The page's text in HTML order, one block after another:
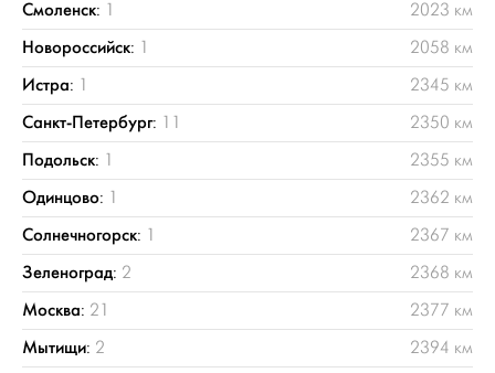
Смоленск: 1 2023 км
Новороссийск: 1 2058 км
Истра: 1 2345 км
Санкт-Петербург: 11 2350 км
Подольск: 1 2355 км
Одинцово: 1 2362 км
Солнечногорск: 1 2367 км
Зеленоград: 2 2368 км
Москва: 21 2377 км
Мытищи: 2 2394 км